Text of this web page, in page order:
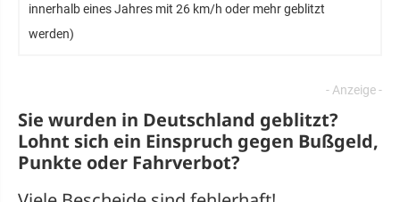
innerhalb eines Jahres mit 26 km/h oder mehr geblitzt
werden)
Sie wurden in Deutschland geblitzt?
Lohnt sich ein Einspruch gegen Bußgeld,
Punkte oder Fahrverbot?